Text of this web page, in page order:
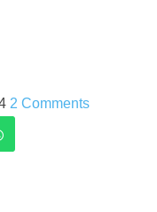
2 Comments